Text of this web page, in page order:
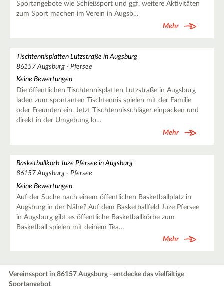
Sportangebote wie Schießsport und ggf. weitere Aktivitäten
zum Sport machen im Verein in Augsb…
Mehr
Tischtennisplatten Lutzstraße in Augsburg
86157 Augsburg - Pfersee
Keine Bewertungen
Die öffentlichen Tischtennisplatten Lutzstraße in Augsburg
laden zum spontanten Tischtennis spielen mit der Familie
oder Freunden ein. Jetzt Tischtennisschläger einpacken und
direkt in der Umgebung lo…
Mehr
Basketballkorb Juze Pfersee in Augsburg
86157 Augsburg - Pfersee
Keine Bewertungen
Auf der Suche nach einem öffentlichen Basketballplatz in
Augsburg in der Nähe? Auf dem Basketballfeld Juze Pfersee
in Augsburg gibt es öffentliche Basketballkörbe zum
Basketball spielen mit deinem Tea…
Mehr
Vereinssport in 86157 Augsburg - entdecke das vielfältige